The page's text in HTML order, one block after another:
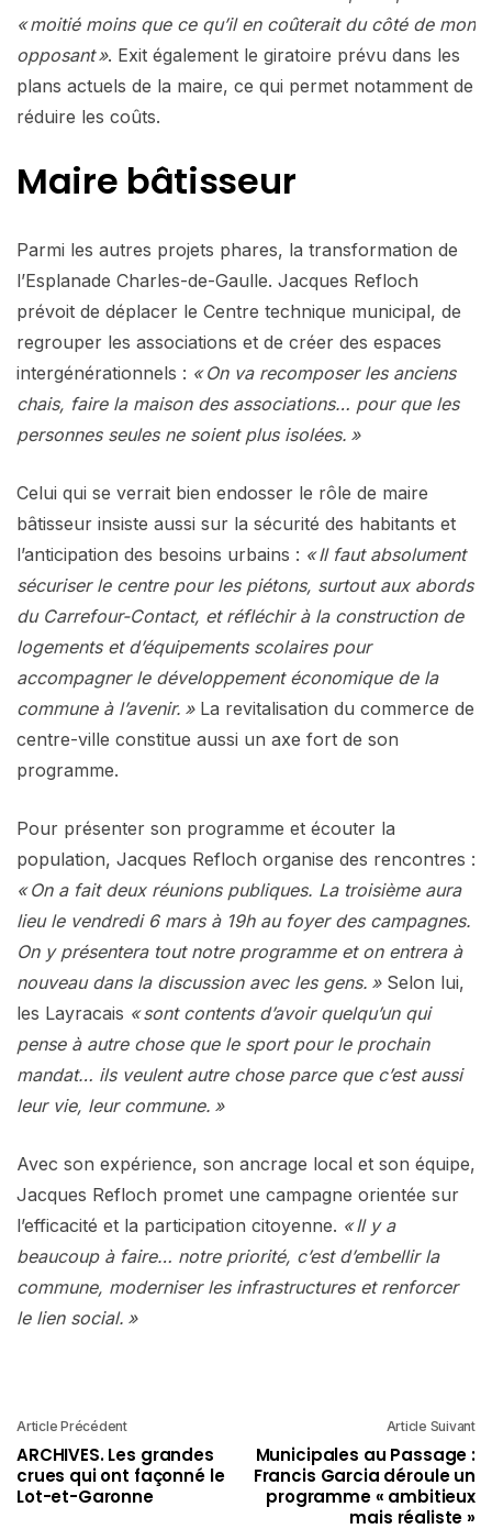
« moitié moins que ce qu’il en coûterait du côté de mon
opposant ». Exit également le giratoire prévu dans les
plans actuels de la maire, ce qui permet notamment de
réduire les coûts.
Maire bâtisseur
Parmi les autres projets phares, la transformation de
l’Esplanade Charles-de-Gaulle. Jacques Refloch
prévoit de déplacer le Centre technique municipal, de
regrouper les associations et de créer des espaces
intergénérationnels : « On va recomposer les anciens
chais, faire la maison des associations… pour que les
personnes seules ne soient plus isolées. »
Celui qui se verrait bien endosser le rôle de maire
bâtisseur insiste aussi sur la sécurité des habitants et
l’anticipation des besoins urbains : « Il faut absolument
sécuriser le centre pour les piétons, surtout aux abords
du Carrefour-Contact, et réfléchir à la construction de
logements et d’équipements scolaires pour
accompagner le développement économique de la
commune à l’avenir. »La revitalisation du commerce de
centre-ville constitue aussi un axe fort de son
programme.
Pour présenter son programme et écouter la
population, Jacques Refloch organise des rencontres :
« On a fait deux réunions publiques. La troisième aura
lieu le vendredi 6 mars à 19h au foyer des campagnes.
On y présentera tout notre programme et on entrera à
nouveau dans la discussion avec les gens. » Selon lui,
les Layracais « sont contents d’avoir quelqu’un qui
pense à autre chose que le sport pour le prochain
mandat… ils veulent autre chose parce que c’est aussi
leur vie, leur commune. »
Avec son expérience, son ancrage local et son équipe,
Jacques Refloch promet une campagne orientée sur
l’efficacité et la participation citoyenne. « Il y a
beaucoup à faire… notre priorité, c’est d’embellir la
commune, moderniser les infrastructures et renforcer
le lien social. »
Article Précédent
ARCHIVES. Les grandes
crues qui ont façonné le
Lot-et-Garonne
Article Suivant
Municipales au Passage :
Francis Garcia déroule un
programme « ambitieux
mais réaliste »